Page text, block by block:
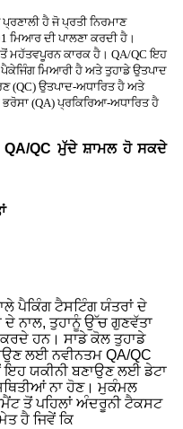
ਹੈ ਜੋ ਪ੍ਰਤੀ ਨਿਰਮਾਣ
ਮਿਆਰ ਦੀ ਪਾਲਣਾ ਕਰਦੀ ਹੈ।
ਮਹੱਤਵਪੂਰਨ ਕਾਰਕ ਹੈ। QA/QC ਇਹ
ਪੈਕੇਜਿੰਗ ਮਿਆਰੀ ਹੈ ਅਤੇ ਤੁਹਾਡੇ ਉਤਪਾਦ
(QC) ਉਤਪਾਦ-ਅਧਾਰਿਤ ਹੈ ਅਤੇ
(QA) ਪ੍ਰਕਿਰਿਆ-ਅਧਾਰਿਤ ਹੈ
QA/QC ਮੁੱਦੇ ਸ਼ਾਮਲ ਹੋ ਸਕਦੇ
ਪੈਕਿੰਗ ਟੈਸਟਿੰਗ ਯੰਤਰਾਂ ਦੇ
ਦੇ ਨਾਲ, ਤੁਹਾਨੂੰ ਉੱਚ ਗੁਣਵੱਤਾ
ਹਨ। ਸਾਡੇ ਕੋਲ ਤੁਹਾਡੇ
ਲਈ ਨਵੀਨਤਮ QA/QC
ਯਕੀਨੀ ਬਣਾਉਣ ਲਈ ਡੇਟਾ
ਨਾ ਹੋਣ। ਮੁਕੰਮਲ
ਤੋਂ ਪਹਿਲਾਂ ਅੰਦਰੂਨੀ ਟੈਕਸਟ
ਹੈ ਜਿਵੇਂ ਕਿ